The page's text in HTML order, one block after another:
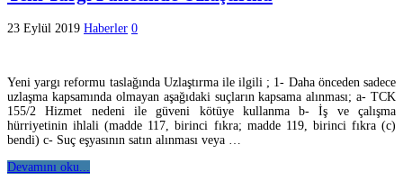
23 Eylül 2019 Haberler 0
Yeni yargı reformu taslağında Uzlaştırma ile ilgili ; 1- Daha önceden sadece
uzlaşma kapsamında olmayan aşağıdaki suçların kapsama alınması; a- TCK
155/2 Hizmet nedeni ile güveni kötüye kullanma b- İş ve çalışma
hürriyetinin ihlali (madde 117, birinci fıkra; madde 119, birinci fıkra (c)
bendi) c- Suç eşyasının satın alınması veya …
Devamını oku...